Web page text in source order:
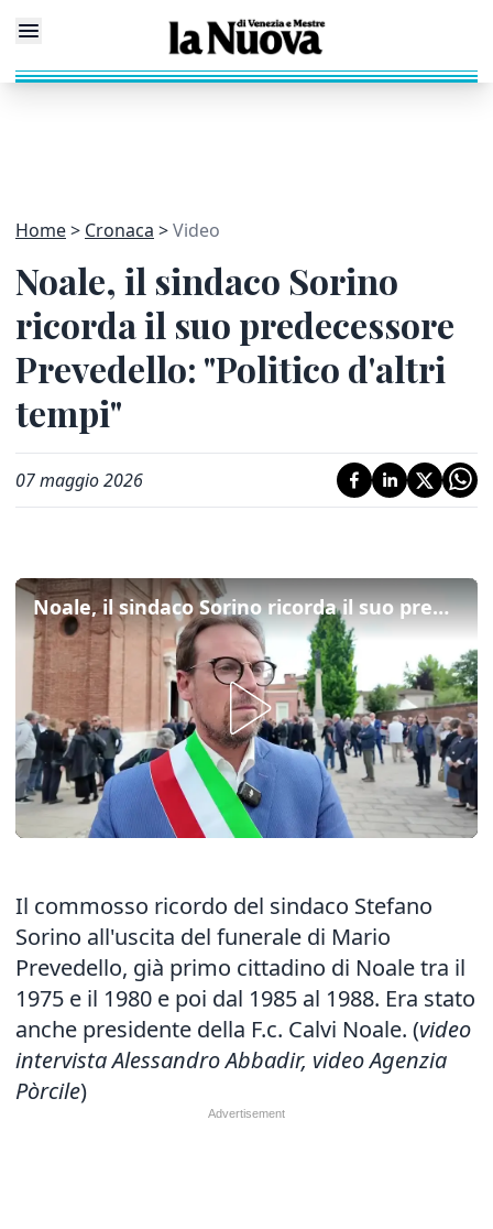
Home Cronaca Video
Noale, il sindaco Sorino
ricorda il suo predecessore
Prevedello: "Politico d'altri
tempi"
07 maggio 2026
Noale, il sindaco Sorino ricorda il suo predecessore Prevedello: "Politico d'altri tempi"
Il commosso ricordo del sindaco Stefano
Sorino all'uscita del funerale di Mario
Prevedello, già primo cittadino di Noale tra il
1975 e il 1980 e poi dal 1985 al 1988. Era stato
anche presidente della F.c. Calvi Noale. (video
intervista Alessandro Abbadir, video Agenzia
Pòrcile)